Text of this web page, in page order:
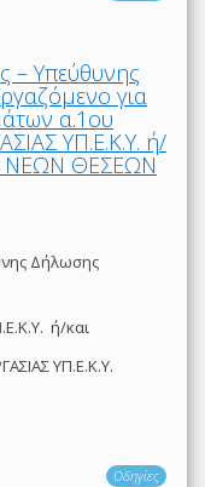
– Υπεύθυνης
για
α.1ου
ΥΠ.Ε.Κ.Υ. ή/
ΝΕΩΝ ΘΕΣΕΩΝ
Δήλωσης
ή/και
ΥΠ.Ε.Κ.Υ.
Οδηγίες